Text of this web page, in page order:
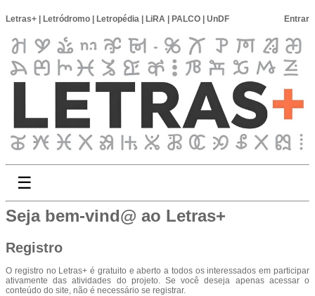
Letras+ Letródromo Letropédia LiRA PALCO UnDF Entrar
☰
Seja bem-vind@ ao Letras+
Registro
O registro no Letras+ é gratuito e aberto a todos os interessados em participar
ativamente das atividades do projeto. Se você deseja apenas acessar o
conteúdo do site, não é necessário se registrar.